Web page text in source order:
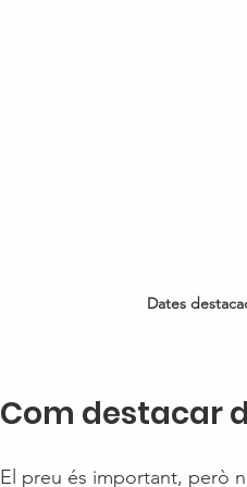
Dates
Com destacar
El preu és important, però